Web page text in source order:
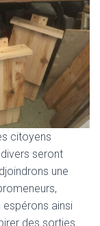
citoyens
seront
une
espérons ainsi
des sorties